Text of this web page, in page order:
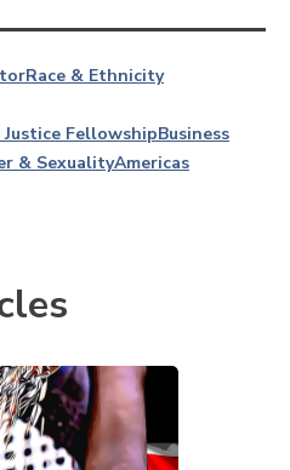
Race & Ethnicity
FellowshipBusiness
& SexualityAmericas